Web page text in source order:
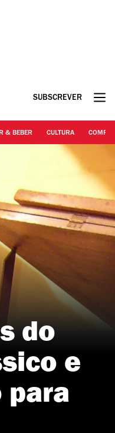
SUBSCREVER
& BEBER CULTURA
do
e
para